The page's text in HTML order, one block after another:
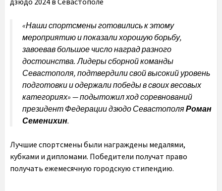
«Наши спортсмены готовились к этому
мероприятию и показали хорошую борьбу,
завоевав большое число наград разного
достоинства. Лидеры сборной команды
Севастополя, подтвердили свой высокий уровень
подготовки и одержали победы в своих весовых
категориях» — подытожил ход соревнований
президент Федерации дзюдо СевастополяРоман
Семенихин.
Лучшие спортсмены были награждены медалями,
кубками и дипломами. Победители получат право
получать ежемесячную городскую стипендию.